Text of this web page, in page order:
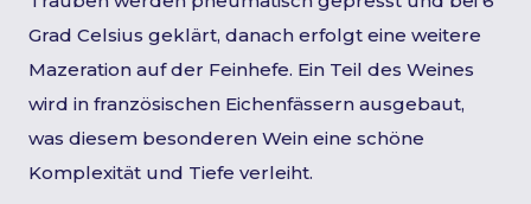
Grad Celsius geklärt, danach erfolgt eine weitere
Mazeration auf der Feinhefe. Ein Teil des Weines
wird in französischen Eichenfässern ausgebaut,
was diesem besonderen Wein eine schöne
Komplexität und Tiefe verleiht.